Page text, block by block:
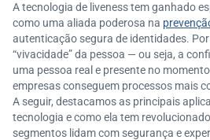
A tecnologia de liveness tem ganhado
como uma aliada poderosa na
autenticação segura de identidades.
“vivacidade” da pessoa — ou seja, a
uma pessoa real e presente no
empresas conseguem processos mais
A seguir, destacamos as principais
tecnologia e como ela tem
segmentos lidam com segurança e